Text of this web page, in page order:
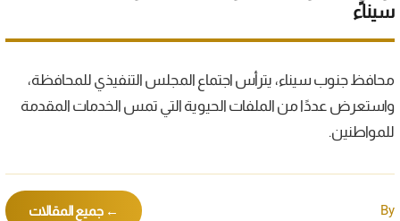
سيناء
محافظ جنوب سيناء، يترأس اجتماع المجلس التنفيذي للمحافظة،
واستعرض عددًا من الملفات الحيوية التي تمس الخدمات المقدمة
للمواطنين.
By ← جميع المقالات